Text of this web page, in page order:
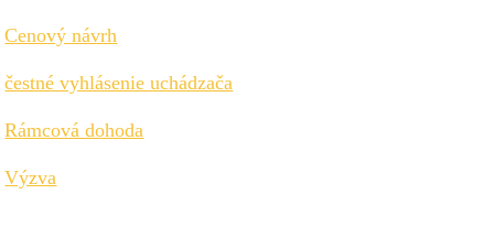
Cenový návrh
čestné vyhlásenie uchádzača
Rámcová dohoda
Výzva